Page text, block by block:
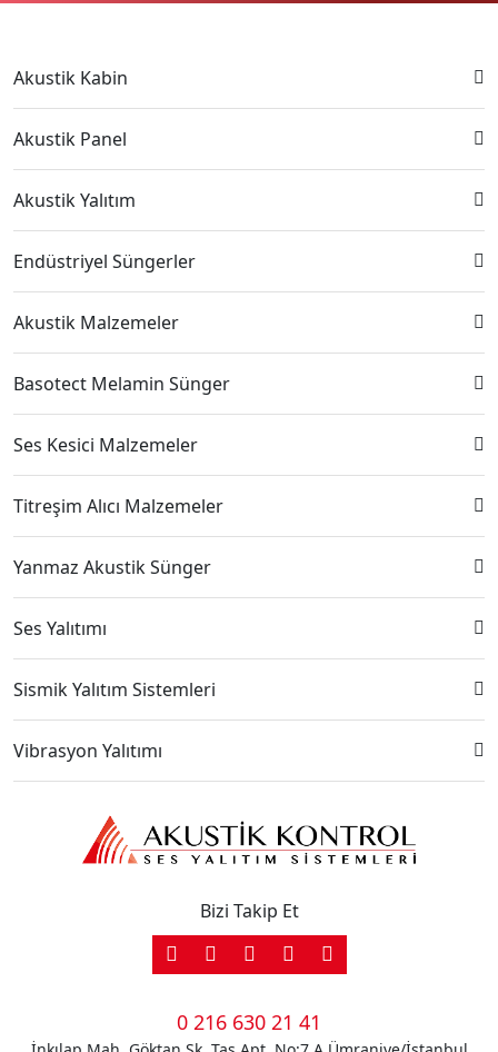
Akustik Kabin
Akustik Panel
Akustik Yalıtım
Endüstriyel Süngerler
Akustik Malzemeler
Basotect Melamin Sünger
Ses Kesici Malzemeler
Titreşim Alıcı Malzemeler
Yanmaz Akustik Sünger
Ses Yalıtımı
Sismik Yalıtım Sistemleri
Vibrasyon Yalıtımı
Bizi Takip Et
0 216 630 21 41